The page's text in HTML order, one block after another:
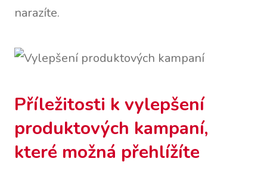
narazíte.
Příležitosti k vylepšení
produktových kampaní,
které možná přehlížíte